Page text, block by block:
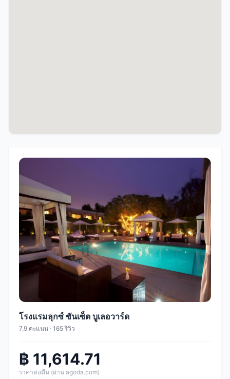
โรงแรมลุกซ์ ซันเซ็ต บูเลอวาร์ด
7.9 คะแนน · 165 รีวิว
฿ 11,614.71
ราคาต่อคืน (ผ่าน agoda.com)